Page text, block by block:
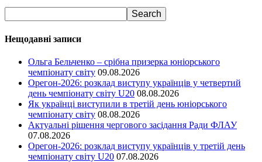
Нещодавні записи
Ольга Бельченко – срібна призерка юніорського
чемпіонату світу 09.08.2026
Орегон-2026: розклад виступу українців у четвертий
день чемпіонату світу U20 08.08.2026
Як українці виступили в третій день юніорського
чемпіонату світу 08.08.2026
Актуальні рішення чергового засідання Ради ФЛАУ
07.08.2026
Орегон-2026: розклад виступу українців у третій день
чемпіонату світу U20 07.08.2026